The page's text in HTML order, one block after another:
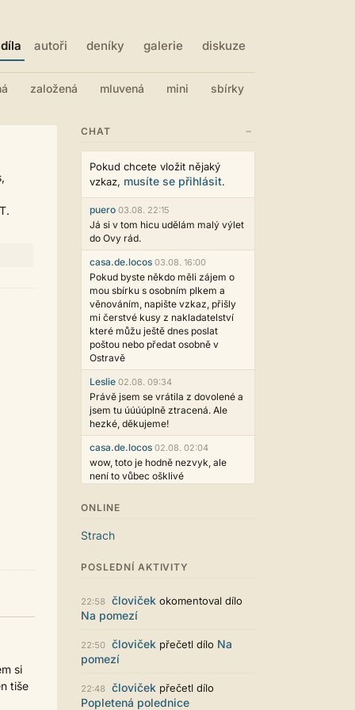
díla autoři deníky galerie diskuze
založená mluvená mini sbírky
si
tiše
CHAT −
Pokud chcete vložit nějaký
vzkaz, musíte se přihlásit.
puero 03.08. 22:15
Já si v tom hicu udělám malý výlet
do Ovy rád.
casa.de.locos 03.08. 16:00
Pokud byste někdo měli zájem o
mou sbírku s osobním plkem a
věnováním, napište vzkaz, přišly
mi čerstvé kusy z nakladatelství
které můžu ještě dnes poslat
poštou nebo předat osobně v
Ostravě
Leslie 02.08. 09:34
Právě jsem se vrátila z dovolené a
jsem tu úúúúplně ztracená. Ale
hezké, děkujeme!
casa.de.locos 02.08. 02:04
wow, toto je hodně nezvyk, ale
není to vůbec ošklivé
Už i počet přečtení jde vidět,
reklama co zasahovala do chatu je
myslím také už v pořádku,
Líbí se mi tmavá varianta nového
vzhledu. Na některých místech
jsou sice mezi prvky příliš velké
určitě to půjde upravit místním
stylem... Celkově je styl dobře
puero 29.07. 11:53
ONLINE
Strach
POSLEDNÍ AKTIVITY
22:58 človiček okomentoval dílo
Na pomezí
22:50 človiček přečetl dílo Na
pomezí
22:48 človiček přečetl dílo
Popletená polednice